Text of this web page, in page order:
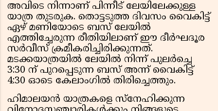
അവിടെ നിന്നാണ് പിന്നീട് ലേയിലേക്കുള്ള
യാത്ര തുടരുക. തൊട്ടടുത്ത ദിവസം വൈകിട്ട്
ഏഴ് മണിയോടെ ബസ് ലേയിൽ
എത്തിച്ചേരുന്ന രീതിയിലാണ് ഈ ദീർഘദൂര
സർവീസ് ക്രമീകരിച്ചിരിക്കുന്നത്.
മടക്കയാത്രയിൽ ലേയിൽ നിന്ന് പുലർച്ചെ
3:30 ന് പുറപ്പെടുന്ന ബസ് അന്ന് വൈകിട്ട്
4:30 ഓടെ കേലാംഗിൽ തിരിച്ചെത്തും.
ഹിമാലയൻ യാത്രകളെ സ്നേഹിക്കുന്ന